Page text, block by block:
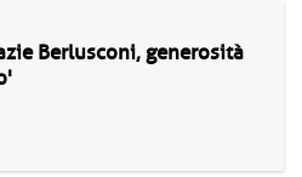
Berlusconi, generosità